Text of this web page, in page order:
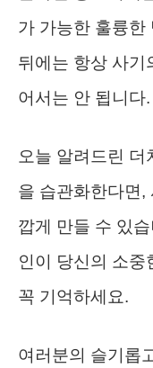
가 가능한 훌륭한
뒤에는 항상 사기
어서는 안 됩니다.
오늘 알려드린 더
을 습관화한다면,
깝게 만들 수 있
인이 당신의 소중
꼭 기억하세요.
여러분의 슬기롭